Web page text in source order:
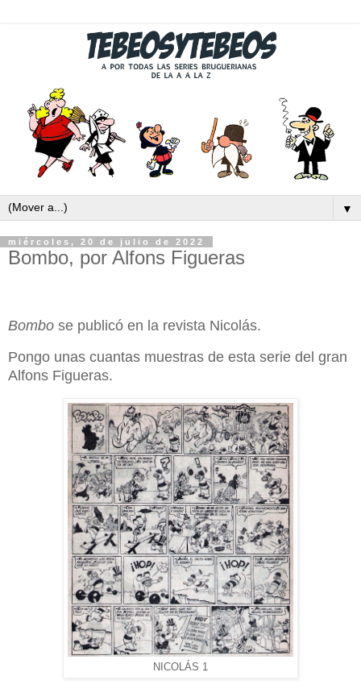
▼
miércoles, 20 de julio de 2022
Bombo, por Alfons Figueras
Bombo se publicó en la revista Nicolás.
Pongo unas cuantas muestras de esta serie del gran
Alfons Figueras.
NICOLÁS 1